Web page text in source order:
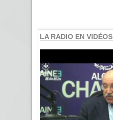
LA RADIO EN VIDÉOS